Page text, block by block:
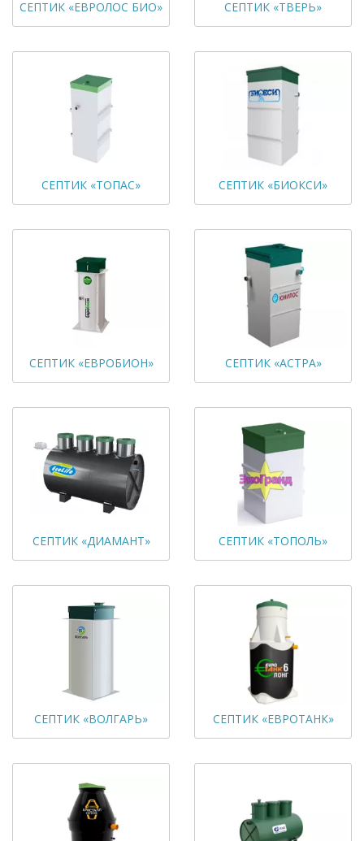
СЕПТИК «ЕВРОЛОС БИО» СЕПТИК «ТВЕРЬ»
СЕПТИК «ТОПАС» СЕПТИК «БИОКСИ»
СЕПТИК «ЕВРОБИОН» СЕПТИК «АСТРА»
СЕПТИК «ДИАМАНТ» СЕПТИК «ТОПОЛЬ»
СЕПТИК «ВОЛГАРЬ» СЕПТИК «ЕВРОТАНК»